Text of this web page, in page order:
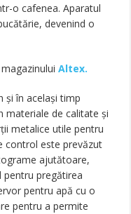
o cafenea. Aparatul
devenind o
Altex.
și în același timp
materiale de calitate și
metalice utile pentru
control este prevăzut
ajutătoare,
pregătirea
pentru apă cu o
pentru a permite